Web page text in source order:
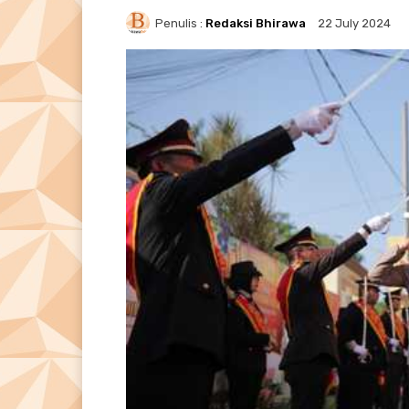
Penulis : Redaksi Bhirawa 22 July 2024